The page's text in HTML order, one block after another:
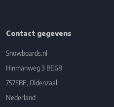
Contact gegevens
Snowboards.nl
Hinmanweg 3 BE68
7575BE, Oldenzaal
Nederland